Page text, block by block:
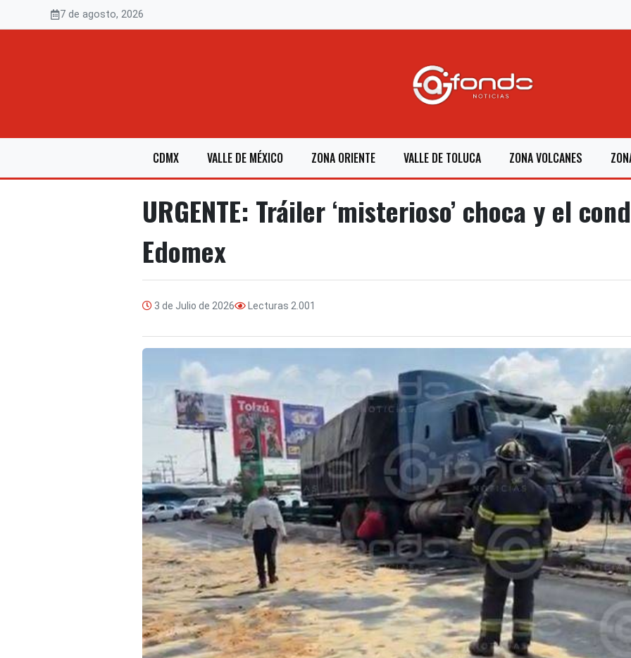
7 de agosto, 2026
CDMX VALLE DE MÉXICO ZONA ORIENTE VALLE DE TOLUCA ZONA VOLCANES
URGENTE: Tráiler ‘misterioso’ choca y el
Edomex
3 de Julio de 2026 Lecturas 2.001